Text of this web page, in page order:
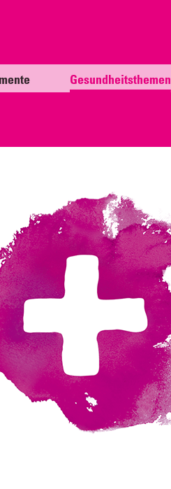
Gesundheitsthemen